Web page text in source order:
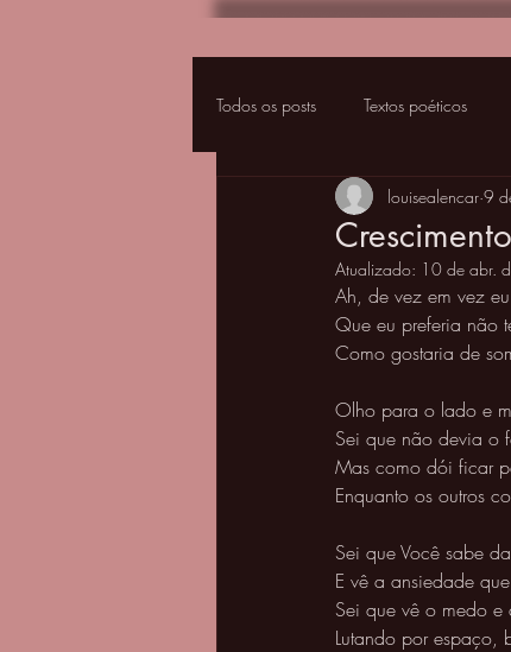
Todos os posts Textos poéticos
Crescimento
louisealencar 9
Atualizado: 10 de abr.
Ah, de vez em vez
Que eu preferia não
Como gostaria de
Olho para o lado e
Sei que não devia o
Mas como dói ficar
Enquanto os outros
Sei que Você sabe
E vê a ansiedade
Sei que vê o medo
Lutando por espaço,